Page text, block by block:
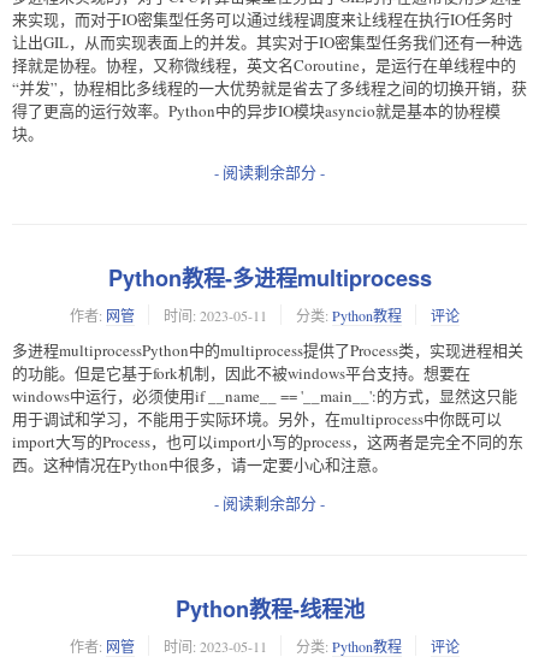
来实现，而对于IO密集型任务可以通过线程调度来让线程在执行IO任务时
让出GIL，从而实现表面上的并发。其实对于IO密集型任务我们还有一种选
择就是协程。协程，又称微线程，英文名Coroutine，是运行在单线程中的
“并发”，协程相比多线程的一大优势就是省去了多线程之间的切换开销，获
得了更高的运行效率。Python中的异步IO模块asyncio就是基本的协程模
块。
- 阅读剩余部分 -
Python教程-多进程multiprocess
作者: 网管 时间: 2023-05-11 分类: Python教程 评论
多进程multiprocessPython中的multiprocess提供了Process类，实现进程相关
的功能。但是它基于fork机制，因此不被windows平台支持。想要在
windows中运行，必须使用if __name__ == '__main__':的方式，显然这只能
用于调试和学习，不能用于实际环境。另外，在multiprocess中你既可以
import大写的Process，也可以import小写的process，这两者是完全不同的东
西。这种情况在Python中很多，请一定要小心和注意。
- 阅读剩余部分 -
Python教程-线程池
作者: 网管 时间: 2023-05-11 分类: Python教程 评论